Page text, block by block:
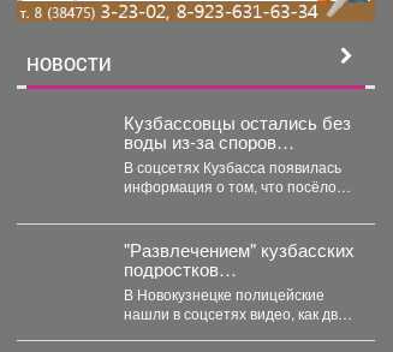
НОВОСТИ
Кузбассовцы остались без
воды из-за споров
бизнесмена и
коммунальщиков
В соцсетях Кузбасса появилась
информация о том, что посёлок
районе остался без...
"Развлечением" кузбасских
подростков
заинтересовались
силовики: родителей
вызвали в полицию
В Новокузнецке полицейские
нашли в соцсетях видео, как двое